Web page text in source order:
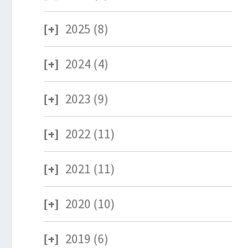
2025 (8)
2024 (4)
2023 (9)
2022 (11)
2021 (11)
2020 (10)
2019 (6)